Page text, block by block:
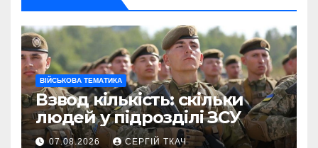
ВІЙСЬКОВА ТЕМАТИКА
Взвод кількість: скільки
людей у підрозділі ЗСУ
07.08.2026 СЕРГІЙ ТКАЧ